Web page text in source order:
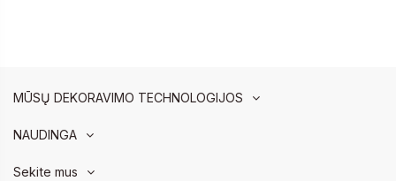
MŪSŲ DEKORAVIMO TECHNOLOGIJOS
NAUDINGA
Sekite mus